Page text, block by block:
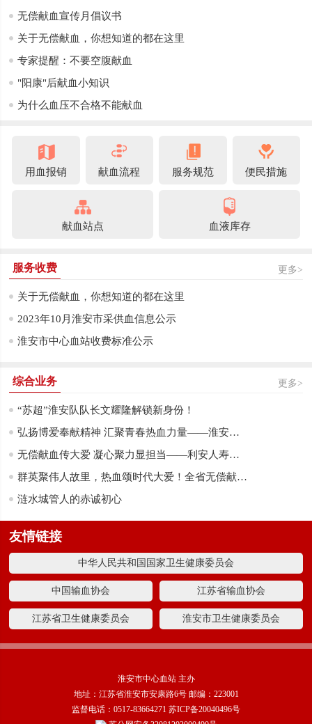
无偿献血宣传月倡议书
关于无偿献血，你想知道的都在这里
专家提醒：不要空腹献血
"阳康"后献血小知识
为什么血压不合格不能献血
用血报销 献血流程 服务规范 便民措施
献血站点 血液库存
服务收费 更多>
关于无偿献血，你想知道的都在这里
2023年10月淮安市采供血信息公示
淮安市中心血站收费标准公示
综合业务 更多>
“苏超”淮安队队长文耀隆解锁新身份！
弘扬博爱奉献精神 汇聚青春热血力量——淮安大学自动化学院无偿献血科普宣传系列活动持续开展
无偿献血传大爱 凝心聚力显担当——利安人寿盱眙支公司无偿献血活动
群英聚伟人故里，热血颂时代大爱！全省无偿献血者优秀事迹汇演在淮举办
涟水城管人的赤诚初心
友情链接
中华人民共和国国家卫生健康委员会
中国输血协会 江苏省输血协会
江苏省卫生健康委员会 淮安市卫生健康委员会
淮安市中心血站 主办
地址：江苏省淮安市安康路6号 邮编：223001
监督电话：0517-83664271 苏ICP备20040496号